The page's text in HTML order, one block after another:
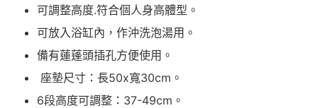
可調整高度.符合個人身高體型。
可放入浴缸內，作沖洗泡湯用。
備有蓮蓬頭插孔方便使用。
座墊尺寸：長50x寬30cm。
6段高度可調整：37-49cm。